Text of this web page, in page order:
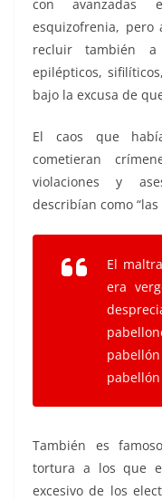
con avanzadas
esquizofrenia, pero
recluir también a
epilépticos,
bajo la excusa de
El caos que
cometieran
violaciones y
describían como
El
era
También es
tortura a los que
excesivo de los